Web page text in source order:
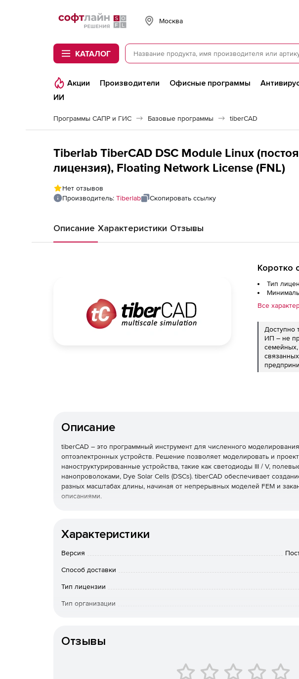
Softline
Москва
КАТАЛОГ
Акции Производители Офисные программы
ИИ
Программы САПР и ГИС Базовые программы tiberCAD
Tiberlab TiberCAD DSC Module Linux
лицензия), Floating Network License (FNL)
Нет отзывов
Производитель: Tiberlab Скопировать ссылку
Описание Характеристики Отзывы
Коротко
Тип
Все
Доступно
ИП – не
Описание
tiberCAD – это программный инструмент для численного
оптоэлектронных устройств. Решение позволяет моделировать и
наноструктурированные устройства, такие как светодиоды III / V,
нанопроволоками, Dye Solar Cells (DSCs). tiberCAD обеспечивает
разных масштабах длины, начиная от непрерывных моделей FEM и
описаниями.
Несколько физических моделей непрерывного уровня на основе
Атомистические модели для релаксации энергии и квантовых
структурах: VFF , Empirical Tight-Binding.
Встроенный атомистический генератор для создания атомной
Поддержка визуализации выходных данных (формат vtk).
Характеристики
Версия
Способ доставки
Тип лицензии
Тип организации
Отзывы